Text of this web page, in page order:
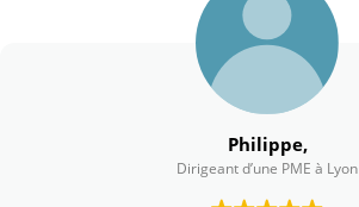
Philippe,
Dirigeant d’une PME à Lyon